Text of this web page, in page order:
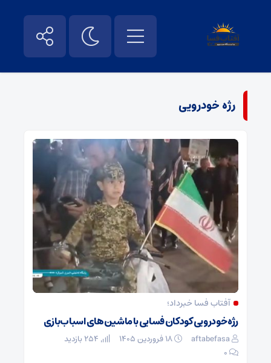
رژه خودرویی
آفتاب فسا خبرداد؛
رژه خودرویی کودکان فسایی با ماشین‌های اسباب‌بازی
aftabefasa
۰